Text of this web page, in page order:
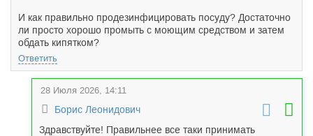
И как правильно продезинфицировать посуду? Достаточно
ли просто хорошо промыть с моющим средством и затем
обдать кипятком?
Ответить
28 Июля 2026, 14:11
Борис Леонидович
Здравствуйте! Правильнее все таки принимать